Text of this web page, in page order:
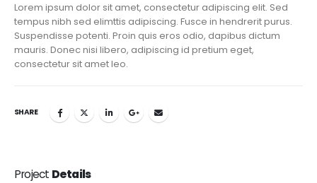
Lorem ipsum dolor sit amet, consectetur adipiscing elit. Sed
tempus nibh sed elimttis adipiscing. Fusce in hendrerit purus.
Suspendisse potenti. Proin quis eros odio, dapibus dictum
mauris. Donec nisi libero, adipiscing id pretium eget,
consectetur sit amet leo.
SHARE
Project Details